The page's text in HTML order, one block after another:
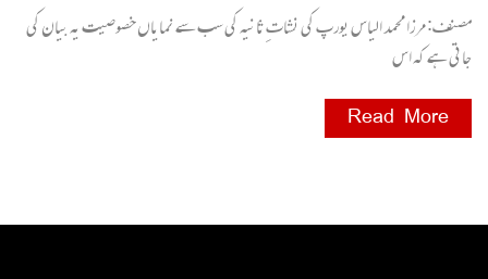
مصنف: مرزا محمد الیاس یورپ کی نشاتِ ثانیہ کی سب سے نمایاں خصوصیت یہ بیان کی
جاتی ہے کہ اس
Read More